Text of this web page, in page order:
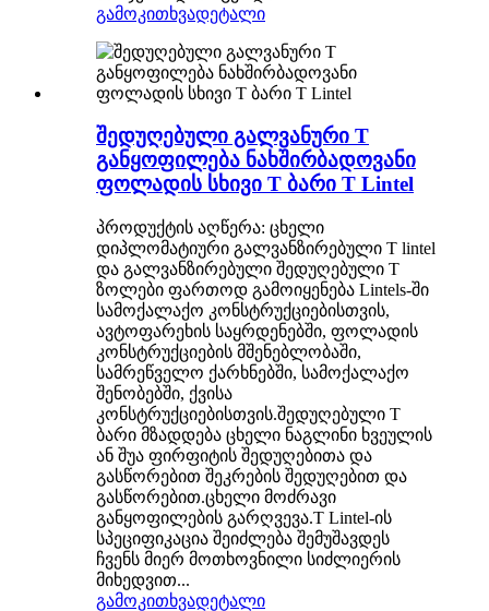
გამოკითხვადეტალი
შედუღებული გალვანური T
განყოფილება ნახშირბადოვანი
ფოლადის სხივი T ბარი T Lintel
პროდუქტის აღწერა: ცხელი
დიპლომატიური გალვანზირებული T lintel
და გალვანზირებული შედუღებული T
ზოლები ფართოდ გამოიყენება Lintels-ში
სამოქალაქო კონსტრუქციებისთვის,
ავტოფარეხის საყრდენებში, ფოლადის
კონსტრუქციების მშენებლობაში,
სამრეწველო ქარხნებში, სამოქალაქო
შენობებში, ქვისა
კონსტრუქციებისთვის.შედუღებული T
ბარი მზადდება ცხელი ნაგლინი ხვეულის
ან შუა ფირფიტის შედუღებითა და
გასწორებით შეკრების შედუღებით და
გასწორებით.ცხელი მოძრავი
განყოფილების გარღვევა.T Lintel-ის
სპეციფიკაცია შეიძლება შემუშავდეს
ჩვენს მიერ მოთხოვნილი სიძლიერის
მიხედვით...
გამოკითხვადეტალი